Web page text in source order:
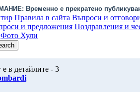
Временно е прекратено
Правила в сайта Въпроси и
и предложения Поздравления и
Фото Хули
е в детайлите - 3